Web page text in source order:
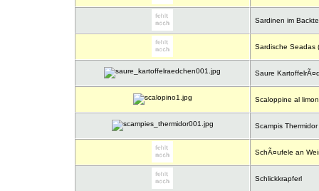
Sardinen im
Sardische Seadas
Saure
Scaloppine al
Scampis Thermidor
SchÃ¤ufele an
Schlickkrapferl